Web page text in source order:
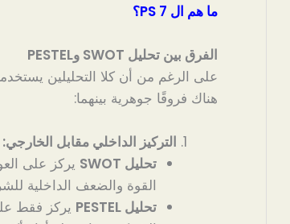
ما هم ال 7 PS؟
الفرق بين تحليل SWOT وPESTEL
على الرغم من أن كلا التحليلين
هناك فروقًا جوهرية بينهما:
التركيز الداخلي مقابل الخارجي:
تحليل SWOT
يركز على
القوة والضعف الداخلية
تحليل PESTEL
يركز فقط